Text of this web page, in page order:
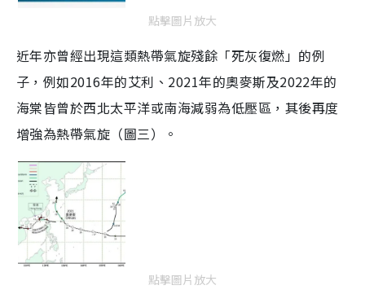
點擊圖片放大
近年亦曾經出現這類熱帶氣旋殘餘「死灰復燃」的例
子，例如2016年的艾利、2021年的奧麥斯及2022年的
海棠皆曾於西北太平洋或南海減弱為低壓區，其後再度
增強為熱帶氣旋（圖三）。
點擊圖片放大